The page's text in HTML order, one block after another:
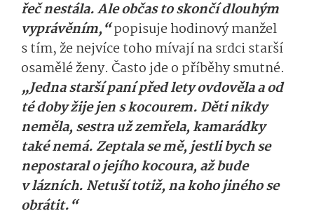
řeč nestála. Ale občas to skončí dlouhým
vyprávěním,“popisuje hodinový manžel
s tím, že nejvíce toho mívají na srdci starší
osamělé ženy. Často jde o příběhy smutné.
„Jedna starší paní před lety ovdověla a od
té doby žije jen s kocourem. Děti nikdy
neměla, sestra už zemřela, kamarádky
také nemá. Zeptala se mě, jestli bych se
nepostaral o jejího kocoura, až bude
v lázních. Netuší totiž, na koho jiného se
obrátit.“